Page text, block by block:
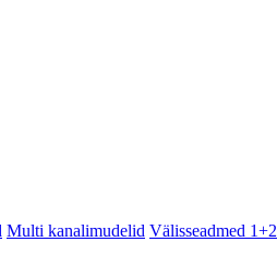
Multi kanalimudelid Välisseadmed 1+2